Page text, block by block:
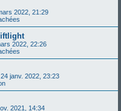
2022, 21:29
2022, 22:26
janv. 2022, 23:23
2021, 14:34